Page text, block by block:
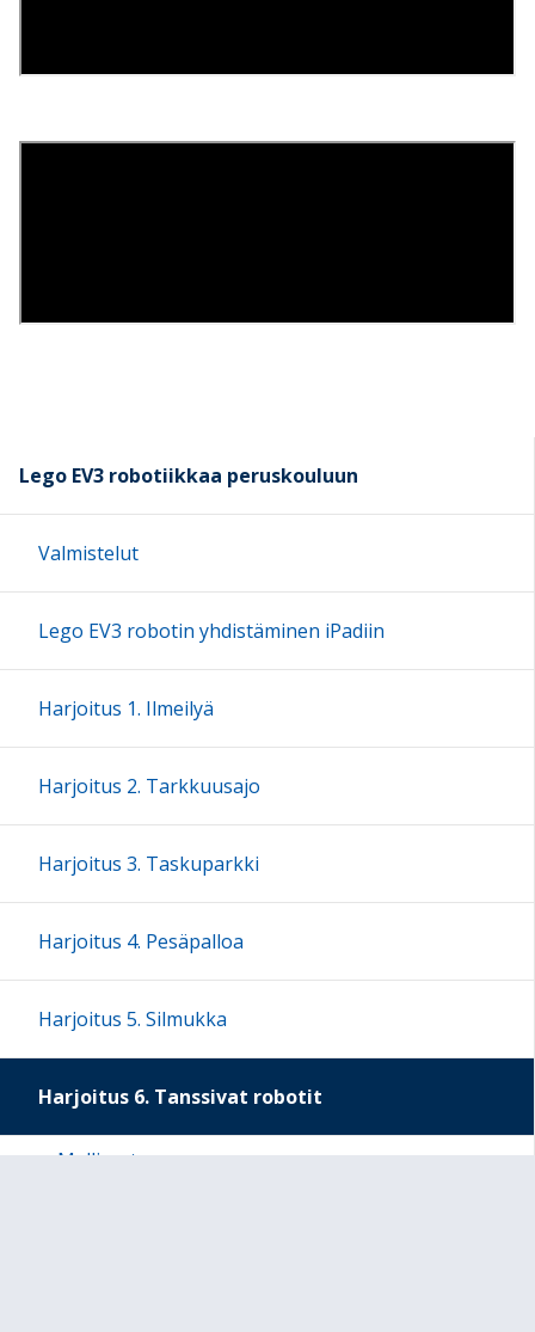
Lego EV3 robotiikkaa peruskouluun
Valmistelut
Lego EV3 robotin yhdistäminen iPadiin
Harjoitus 1. Ilmeilyä
Harjoitus 2. Tarkkuusajo
Harjoitus 3. Taskuparkki
Harjoitus 4. Pesäpalloa
Harjoitus 5. Silmukka
Harjoitus 6. Tanssivat robotit
Mallivastaus